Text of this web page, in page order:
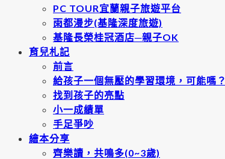
PC TOUR宜蘭親子旅遊平台
雨都漫步(基隆深度旅遊)
基隆長榮桂冠酒店─親子OK
育兒札記
前言
給孩子一個無壓的學習環境，可能嗎？
找到孩子的亮點
小一成績單
手足爭吵
繪本分享
齊樂讀，共鳴多(0~3歲)